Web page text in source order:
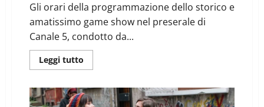
Gli orari della programmazione dello storico e
amatissimo game show nel preserale di
Canale 5, condotto da...
Leggi tutto